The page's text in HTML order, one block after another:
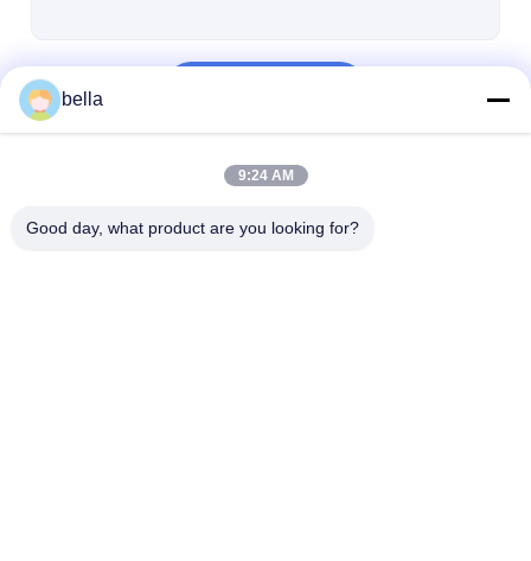
bella
9:24 AM
Good day, what product are you looking for?